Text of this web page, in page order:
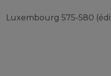
Luxembourg 575-580